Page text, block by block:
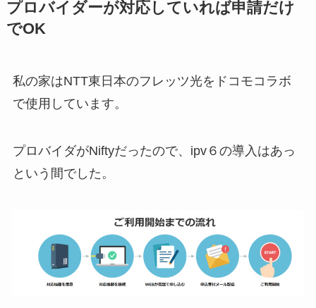
プロバイダーが対応していれば申請だけ
でOK
私の家はNTT東日本のフレッツ光をドコモコラボ
で使用しています。
プロバイダがNiftyだったので、ipv６の導入はあっ
という間でした。